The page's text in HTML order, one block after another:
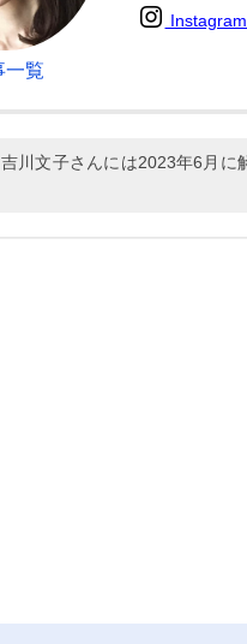
一覧
Instagram
吉川文子さんには2023年6月